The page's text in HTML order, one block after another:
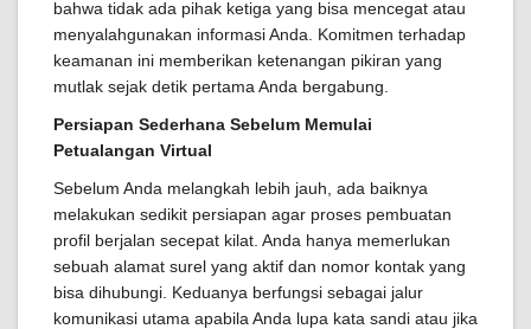
bahwa tidak ada pihak ketiga yang bisa mencegat atau
menyalahgunakan informasi Anda. Komitmen terhadap
keamanan ini memberikan ketenangan pikiran yang
mutlak sejak detik pertama Anda bergabung.
Persiapan Sederhana Sebelum Memulai
Petualangan Virtual
Sebelum Anda melangkah lebih jauh, ada baiknya
melakukan sedikit persiapan agar proses pembuatan
profil berjalan secepat kilat. Anda hanya memerlukan
sebuah alamat surel yang aktif dan nomor kontak yang
bisa dihubungi. Keduanya berfungsi sebagai jalur
komunikasi utama apabila Anda lupa kata sandi atau jika